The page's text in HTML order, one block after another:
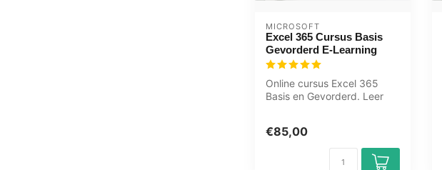
MICROSOFT
Excel 365 Cursus Basis
Gevorderd E-Learning
Online cursus Excel 365
Basis en Gevorderd. Leer
€85,00